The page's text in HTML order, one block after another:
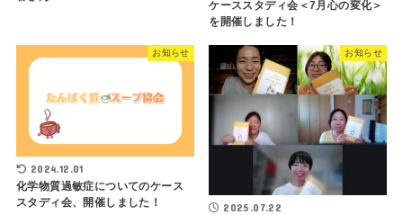
ケーススタディ会＜7月心の変化＞
を開催しました！
お知らせ
2024.12.01
化学物質過敏症についてのケース
スタディ会、開催しました！
お知らせ
2025.07.22